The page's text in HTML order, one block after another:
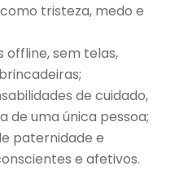
tristeza, medo e
sem telas,
de cuidado,
de uma única pessoa;
paternidade e
e afetivos.